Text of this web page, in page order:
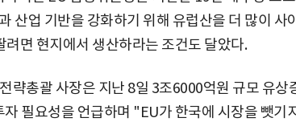
산업 기반을 강화하기 위해 유럽산을 더 많이 사
면 현지에서 생산하라는 조건도 달았다.
략총괄 사장은 지난 8일 3조6000억원 규모 유상
필요성을 언급하며 "EU가 한국에 시장을 뺏기